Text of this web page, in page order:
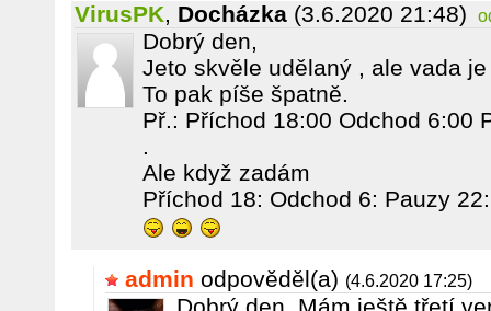
VirusPK, Docházka (3.6.2020 21:48)
Dobrý den,
Jeto skvěle udělaný , ale vada
To pak píše špatně.
Př.: Příchod 18:00 Odchod 6:00
.
Ale když zadám
Příchod 18: Odchod 6: Pauzy
admin odpověděl(a) (4.6.2020 17:25)